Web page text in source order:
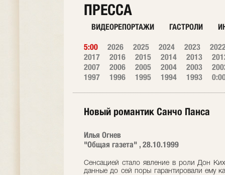
ПРЕССА
ВИДЕОРЕПОРТАЖИ ГАСТРОЛИ
5:00 2026 2025 2024 2023
2017
2016 2015 2014 2013
2007
2006 2005 2004 2003
1997
1996 1995 1994 1993
Новый романтик Санчо Панса
Илья Огнев
"Общая газета" , 28.10.1999
Сенсацией стало явление в роли Дон
данные до сей поры гарантировали ему